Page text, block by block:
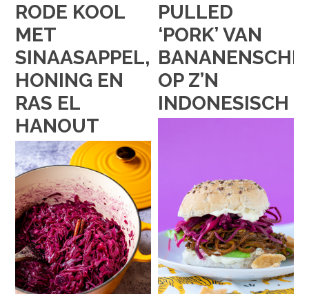
RODE KOOL
MET
SINAASAPPEL,
HONING EN
RAS EL
HANOUT
PULLED
‘PORK’ VAN
BANANENSCHIL
OP Z’N
INDONESISCH